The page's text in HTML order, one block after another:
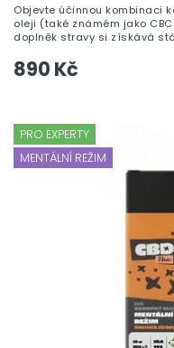
890 Kč
Objevte účinnou kombinaci
oleji (také známém jako
doplněk stravy si získává
PRO EXPERTY
MENTÁLNÍ REŽIM